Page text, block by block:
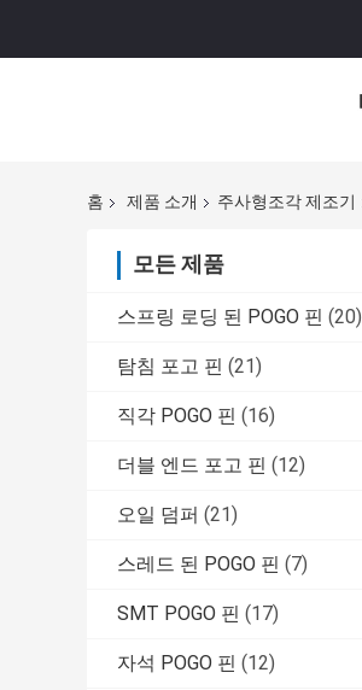
홈 제품 소개 주사형조각 제조기
모든 제품
스프링 로딩 된 POGO 핀 (20)
탐침 포고 핀 (21)
직각 POGO 핀 (16)
더블 엔드 포고 핀 (12)
오일 덤퍼 (21)
스레드 된 POGO 핀 (7)
SMT POGO 핀 (17)
자석 POGO 핀 (12)